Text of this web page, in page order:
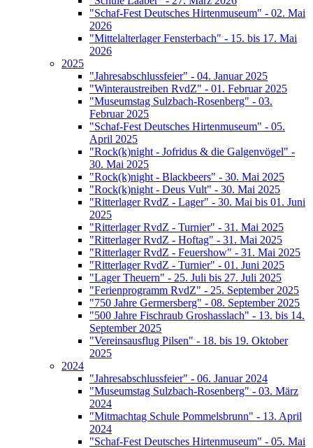
"Schaf-Fest Deutsches Hirtenmuseum" - 02. Mai
2026
"Mittelalterlager Fensterbach" - 15. bis 17. Mai
2026
2025
"Jahresabschlussfeier" - 04. Januar 2025
"Winteraustreiben RvdZ" - 01. Februar 2025
"Museumstag Sulzbach-Rosenberg" - 03.
Februar 2025
"Schaf-Fest Deutsches Hirtenmuseum" - 05.
April 2025
"Rock(k)night - Jofridus & die Galgenvögel" -
30. Mai 2025
"Rock(k)night - Blackbeers" - 30. Mai 2025
"Rock(k)night - Deus Vult" - 30. Mai 2025
"Ritterlager RvdZ - Lager" - 30. Mai bis 01. Juni
2025
"Ritterlager RvdZ - Turnier" - 31. Mai 2025
"Ritterlager RvdZ - Hoftag" - 31. Mai 2025
"Ritterlager RvdZ - Feuershow" - 31. Mai 2025
"Ritterlager RvdZ - Turnier" - 01. Juni 2025
"Lager Theuern" - 25. Juli bis 27. Juli 2025
"Ferienprogramm RvdZ" - 25. September 2025
"750 Jahre Germersberg" - 08. September 2025
"500 Jahre Fischraub Groshasslach" - 13. bis 14.
September 2025
"Vereinsausflug Pilsen" - 18. bis 19. Oktober
2025
2024
"Jahresabschlussfeier" - 06. Januar 2024
"Museumstag Sulzbach-Rosenberg" - 03. März
2024
"Mitmachtag Schule Pommelsbrunn" - 13. April
2024
"Schaf-Fest Deutsches Hirtenmuseum" - 05. Mai